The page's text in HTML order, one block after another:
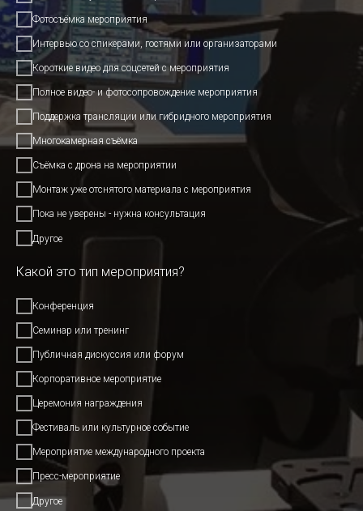
Фотосъёмка мероприятия
Интервью со спикерами, гостями или организаторами
Короткие видео для соцсетей с мероприятия
Полное видео- и фотосопровождение мероприятия
Поддержка трансляции или гибридного мероприятия
Многокамерная съёмка
Съёмка с дрона на мероприятии
Монтаж уже отснятого материала с мероприятия
Пока не уверены - нужна консультация
Другое
Какой это тип мероприятия?
Конференция
Семинар или тренинг
Публичная дискуссия или форум
Корпоративное мероприятие
Церемония награждения
Фестиваль или культурное событие
Мероприятие международного проекта
Пресс-мероприятие
Другое